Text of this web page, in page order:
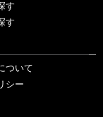
す
す
ついて
シー